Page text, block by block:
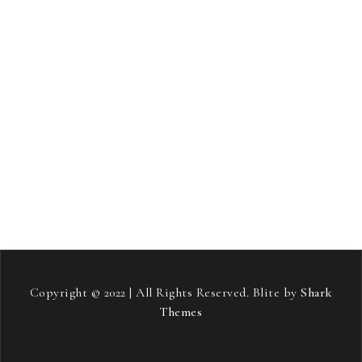
Copyright © 2022 | All Rights Reserved. Blite byShark
Themes